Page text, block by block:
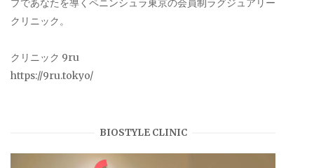
プであなたを導くペニンシュラ東京の会員制ラグジュアリー
クリニック。
クリニック 9ru
https://9ru.tokyo/
BIOSTYLE CLINIC